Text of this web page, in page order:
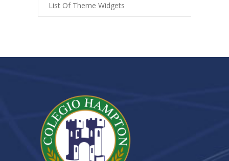
List Of Theme Widgets